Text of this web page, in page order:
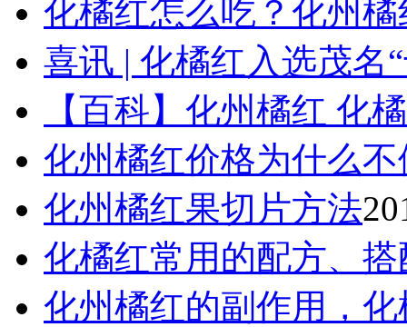
化橘红怎么吃？化州
喜讯 | 化橘红入选茂名
【百科】化州橘红 化
化州橘红价格为什么不
化州橘红果切片方法
化橘红常用的配方、
化州橘红的副作用，